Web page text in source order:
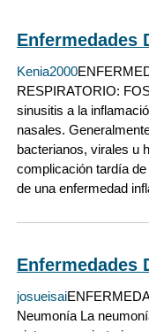
Enfermedades
Kenia2000
RESPIRATORIO:
sinusitis a la
nasales.
bacterianos, virales u
complicación tardía
de una enfermedad
Enfermedades
josueisai
Neumonía La